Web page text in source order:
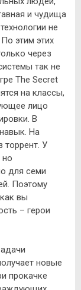
и чудища
не
этим этих
через
так не
The Secret
на классы,
лицо
В
На
торрент. У
но
для семи
Поэтому
вы
– герои
новые
прокачке